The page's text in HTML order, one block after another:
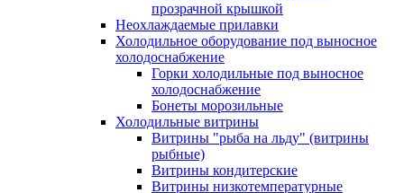
прозрачной крышкой
Неохлаждаемые прилавки
Холодильное оборудование под выносное
холодоснабжение
Горки холодильные под выносное
холодоснабжение
Бонеты морозильные
Холодильные витрины
Витрины "рыба на льду" (витрины
рыбные)
Витрины кондитерские
Витрины низкотемпературные